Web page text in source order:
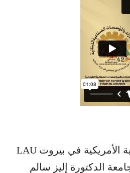
وقّعت الجامعة اللبنانية الأمريكية في بيروت LAU
الدكتورة إليز سالم